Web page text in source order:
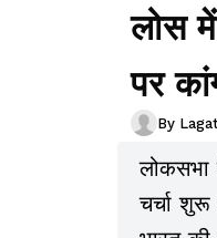
लोस
पर
By
चर्चा